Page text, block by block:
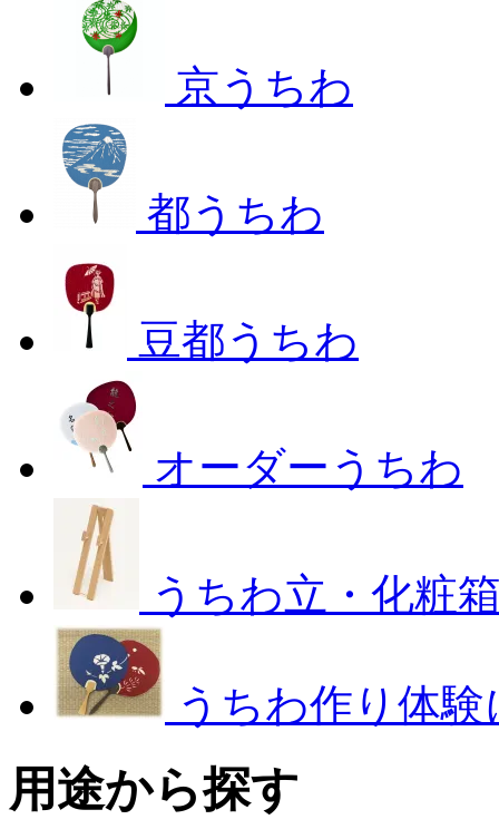
京うちわ
都うちわ
豆都うちわ
オーダーうちわ
うちわ立・化粧
うちわ作り体
用途から探す